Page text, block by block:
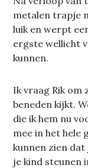
metalen trapje
luik en werpt
ergste wellicht
kunnen.
Ik vraag Rik om
beneden kijkt.
die ik hem nu
mee in het hele
kunnen zien
je kind steunen